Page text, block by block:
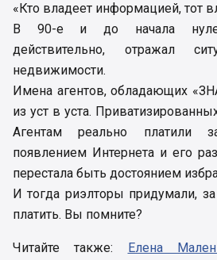
«Кто владеет информацией, тот
В 90-е и до начала
действительно, отражал
недвижимости.
Имена агентов, обладающих
из уст в уста.
Агентам реально платили
появлением Интернета и его
перестала быть достоянием
И тогда риэлторы придумали,
платить. Вы помните?
Читайте также:
Елена